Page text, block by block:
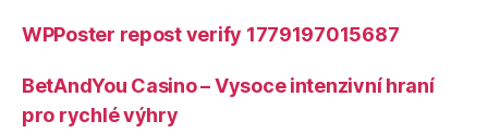
WPPoster repost verify 1779197015687
BetAndYou Casino – Vysoce intenzivní hraní
pro rychlé výhry